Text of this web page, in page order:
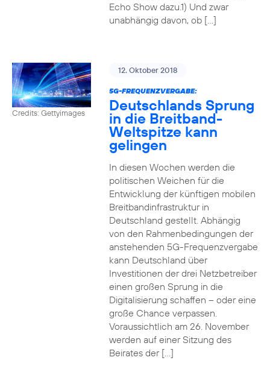
Echo Show dazu.1) Und zwar
unabhängig davon, ob […]
Credits: Gettyimages
12. Oktober 2018
5G-FREQUENZVERGABE:
Deutschlands Sprung
in die Breitband-
Weltspitze kann
gelingen
In diesen Wochen werden die
politischen Weichen für die
Entwicklung der künftigen mobilen
Breitbandinfrastruktur in
Deutschland gestellt. Abhängig
von den Rahmenbedingungen der
anstehenden 5G-Frequenzvergabe
kann Deutschland über
Investitionen der drei Netzbetreiber
einen großen Sprung in die
Digitalisierung schaffen – oder eine
große Chance verpassen.
Voraussichtlich am 26. November
werden auf einer Sitzung des
Beirates der […]